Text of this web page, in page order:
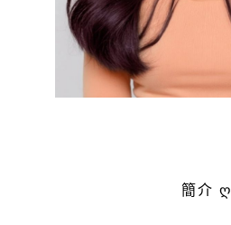
簡介 ღ